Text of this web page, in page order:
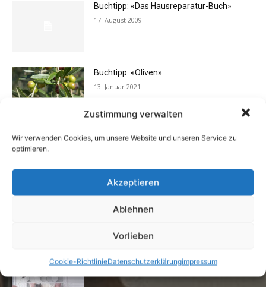
Zustimmung verwalten
Wir verwenden Cookies, um unsere Website und unseren Service zu
optimieren.
Akzeptieren
Ablehnen
Vorlieben
Cookie-RichtlinieDatenschutzerklärungimpressum
Buchtipp: «Das Hausreparatur-Buch»
17. August 2009
Buchtipp: «Oliven»
13. Januar 2021
Vermieter aufgepasst: Wenn Mieter ihre
Die Redaktion empfiehlt
Fototapeten: Neuer Look fürs